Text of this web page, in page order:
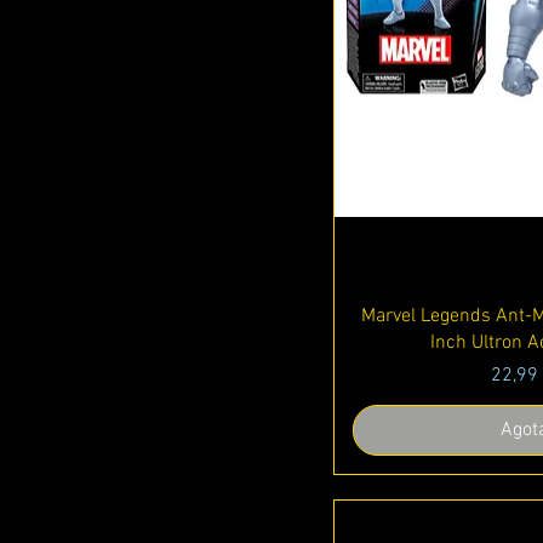
Vista
Marvel Legends Ant-
Inch Ultron
Precio
22,99